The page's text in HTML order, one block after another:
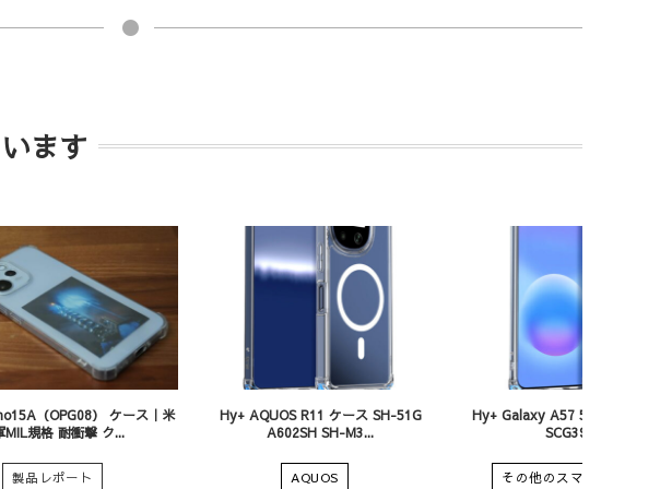
ます
（OPG08） ケース｜米
MIL規格 耐衝撃 ク...
製品レポート
Hy+ AQUOS R11 ケース SH-51G
A602SH SH-M3...
AQUOS
Hy+ Galaxy A57 5G ケース SC-
SCG39 SM...
その他のスマートフォン